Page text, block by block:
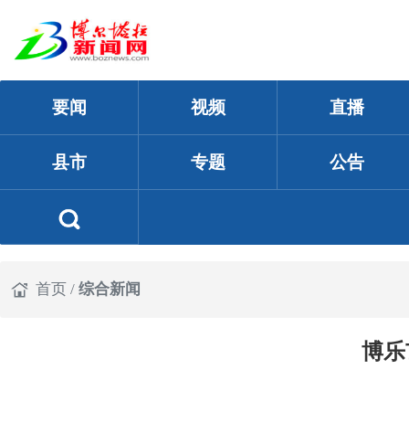
要闻 视频 直播
县市 专题 公告
首页/综合新闻
博